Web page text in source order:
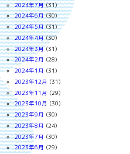
2024年7月(31)
2024年6月(30)
2024年5月(31)
2024年4月(30)
2024年3月(31)
2024年2月 (28)
2024年1月 (31)
2023年12月 (31)
2023年11月 (29)
2023年10月 (30)
2023年9月 (30)
2023年8月 (24)
2023年7月 (30)
2023年6月 (29)